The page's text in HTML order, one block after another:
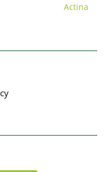
Actina